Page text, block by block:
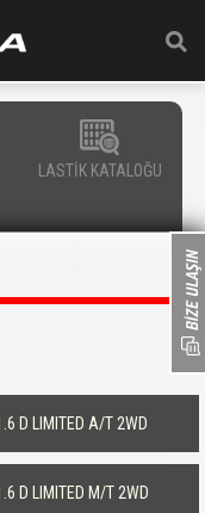
LASTİK KATALOĞU
D LIMITED A/T 2WD
D LIMITED M/T 2WD